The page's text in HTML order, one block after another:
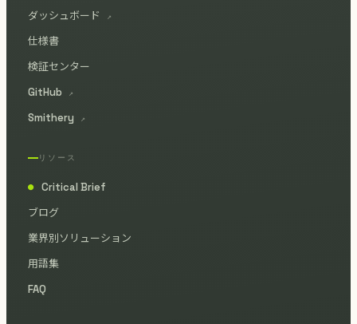
ダッシュボード ↗
仕様書
検証センター
GitHub
↗
Smithery ↗
リソース
●
Critical Brief
ブログ
業界別ソリューション
用語集
FAQ